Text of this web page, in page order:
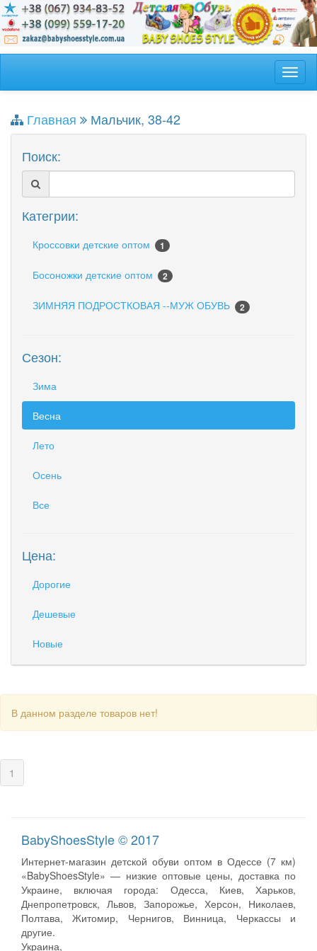
Главная
Мальчик, 38-42
Поиск:
Категрии:
Кроссовки детские оптом 1
Босоножки детские оптом 2
ЗИМНЯЯ ПОДРОСТКОВАЯ --МУЖ ОБУВЬ 2
Сезон:
Зима
Весна
Лето
Осень
Все
Цена:
Дорогие
Дешевые
Новые
В данном разделе товаров нет!
1
BabyShoesStyle © 2017
Интернет-магазин детской обуви оптом в Одессе (7 км)
«BabyShoesStyle» — низкие оптовые цены, доставка по
Украине, включая города: Одесса, Киев, Харьков,
Днепропетровск, Львов, Запорожье, Херсон, Николаев,
Полтава, Житомир, Чернигов, Винница, Черкассы и
другие.
Украина,